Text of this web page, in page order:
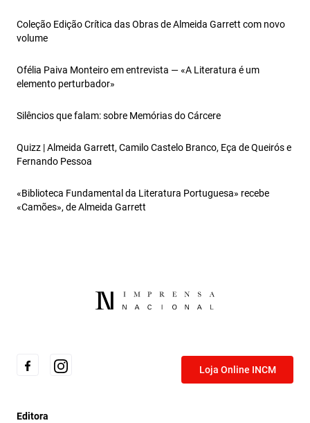
Coleção Edição Crítica das Obras de Almeida Garrett com novo
volume
Ofélia Paiva Monteiro em entrevista — «A Literatura é um
elemento perturbador»
Silêncios que falam: sobre Memórias do Cárcere
Quizz | Almeida Garrett, Camilo Castelo Branco, Eça de Queirós e
Fernando Pessoa
«Biblioteca Fundamental da Literatura Portuguesa» recebe
«Camões», de Almeida Garrett
Loja Online INCM
Editora